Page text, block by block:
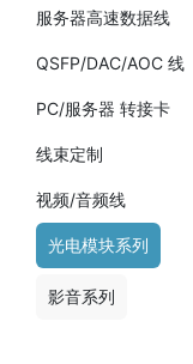
服务器高速数据线
QSFP/DAC/AOC 线
PC/服务器 转接卡
线束定制
视频/音频线
光电模块系列
影音系列